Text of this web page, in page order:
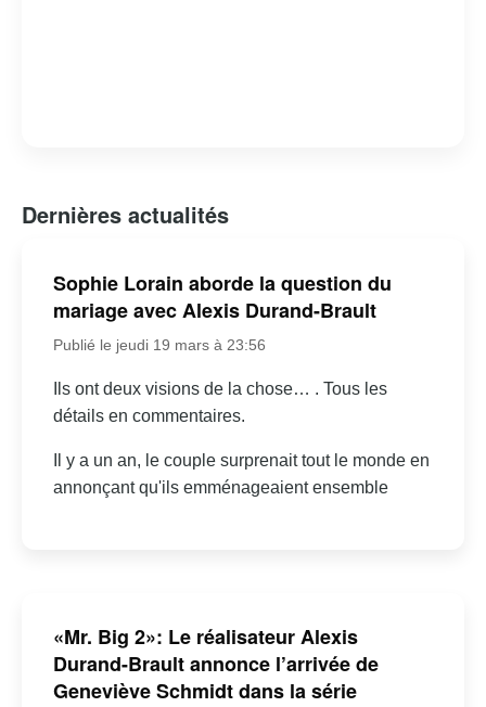
Dernières actualités
Sophie Lorain aborde la question du
mariage avec Alexis Durand-Brault
Publié le jeudi 19 mars à 23:56
Ils ont deux visions de la chose… . Tous les
détails en commentaires.
Il y a un an, le couple surprenait tout le monde en
annonçant qu'ils emménageaient ensemble
«Mr. Big 2»: Le réalisateur Alexis
Durand-Brault annonce l’arrivée de
Geneviève Schmidt dans la série